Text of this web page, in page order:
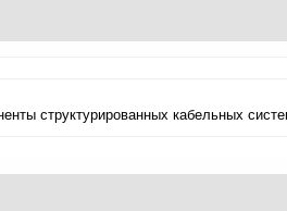
структурированных кабельных